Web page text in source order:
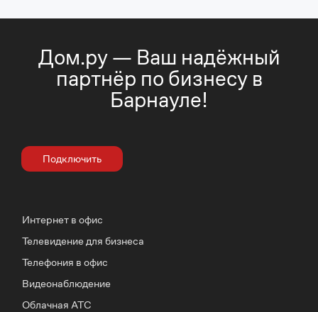
Дом.ру — Ваш надёжный
партнёр по бизнесу в
Барнауле!
Подключить
Интернет в офис
Телевидение для бизнеса
Телефония в офис
Видеонаблюдение
Облачная АТС